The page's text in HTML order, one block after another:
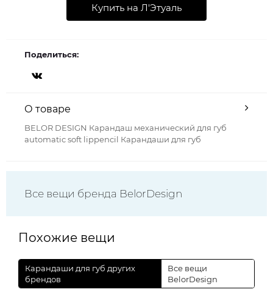
Купить на Л'Этуаль
Поделиться:
О товаре
BELOR DESIGN Карандаш механический для губ
automatic soft lippencil Карандаши для губ
Все вещи бренда BelorDesign
Похожие вещи
Карандаши для губ других
брендов
Все вещи
BelorDesign